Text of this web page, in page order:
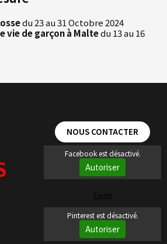
du 23 au 31 Octobre 2024
vie de garçon à Maltedu 13 au 16
NOUS CONTACTER
Facebook est désactivé.
Autoriser
Tweet
Pinterest est désactivé.
Autoriser